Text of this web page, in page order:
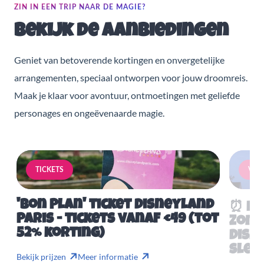
ZIN IN EEN TRIP NAAR DE MAGIE?
Bekijk de aanbiedingen
Geniet van betoverende kortingen en onvergetelijke
arrangementen, speciaal ontworpen voor jouw droomreis.
Maak je klaar voor avontuur, ontmoetingen met geliefde
personages en ongeëvenaarde magie.
TICKETS
'Bon Plan' ticket Disneyland
Paris - tickets vanaf €49 (tot
52% korting)
Bekijk prijzen Meer informatie
⏰